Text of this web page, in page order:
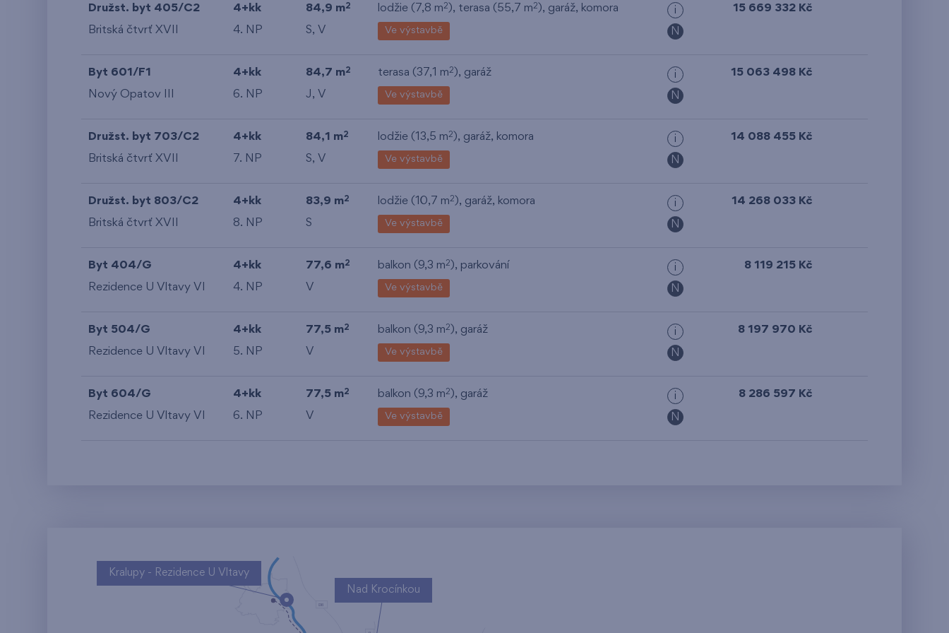
Družst. byt 405/C2 4+kk 84,9 m2 lodžie (7,8 m2 ), terasa (55,7 m2 ), garáž, komora
Britská čtvrť XVII 4. NP S, V Ve výstavbě
i
N
15 669 332 Kč
Byt 601/F1 4+kk 84,7 m2 terasa (37,1 m2 ), garáž
Nový Opatov III 6. NP J, V Ve výstavbě
i
N
15 063 498 Kč
Družst. byt 703/C2 4+kk 84,1 m2 lodžie (13,5 m2 ), garáž, komora
Britská čtvrť XVII 7. NP S, V Ve výstavbě
i
N
14 088 455 Kč
Družst. byt 803/C2 4+kk 83,9 m2 lodžie (10,7 m2 ), garáž, komora
Britská čtvrť XVII 8. NP S Ve výstavbě
i
N
14 268 033 Kč
Byt 404/G 4+kk 77,6 m2 balkon (9,3 m2 ), parkování
Rezidence U Vltavy VI 4. NP V Ve výstavbě
i
N
8 119 215 Kč
Byt 504/G 4+kk 77,5 m2 balkon (9,3 m2 ), garáž
Rezidence U Vltavy VI 5. NP V Ve výstavbě
i
N
8 197 970 Kč
Byt 604/G 4+kk 77,5 m2 balkon (9,3 m2 ), garáž
Rezidence U Vltavy VI 6. NP V Ve výstavbě
i
N
8 286 597 Kč
Nad Krocínkou
Kralupy - Rezidence U Vltavy